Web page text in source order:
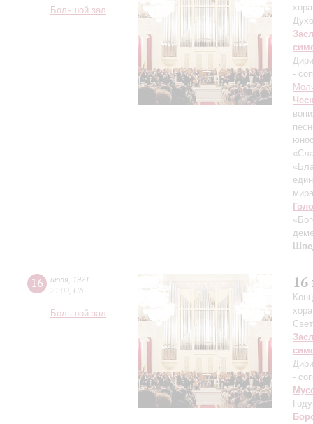
Большой зал
-
16 июля
1921
21:00 Сб
Большой зал
-